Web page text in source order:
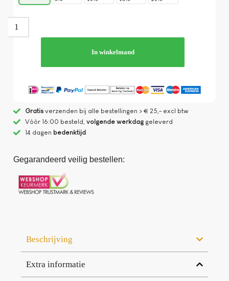
In winkelmand
Gratisverzenden bij alle bestellingen > € 25,- excl btw
Vòòr 16:00 besteld, volgende werkdaggeleverd
14 dagen bedenktijd
Gegarandeerd veilig bestellen:
Beschrijving
Extra informatie